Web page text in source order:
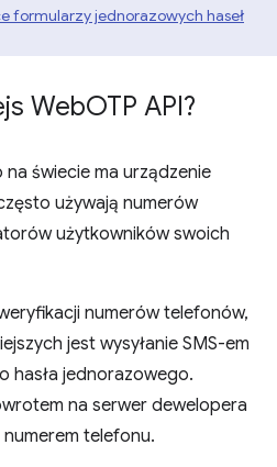
formularzy jednorazowych haseł
WebOTP API?
świecie ma urządzenie
używają numerów
użytkowników swoich
numerów telefonów,
jest wysyłanie SMS-em
hasła jednorazowego.
na serwer dewelopera
telefonu.